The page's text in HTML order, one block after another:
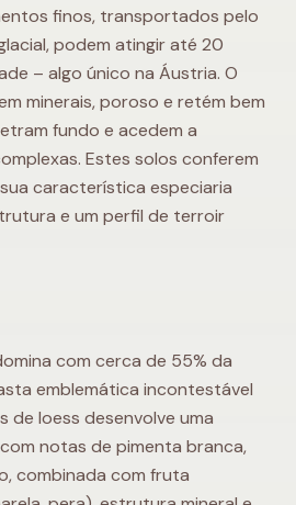
finos, transportados pelo
podem atingir até 20
– algo único na Áustria. O
minerais, poroso e retém bem
fundo e acedem a
Estes solos conferem
característica especiaria
e um perfil de terroir
com cerca de 55% da
emblemática incontestável
de loess desenvolve uma
notas de pimenta branca,
combinada com fruta